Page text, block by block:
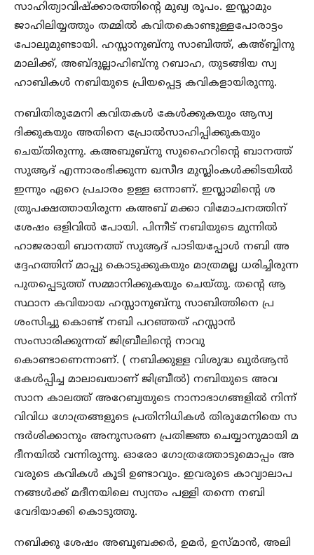
സാഹിത്യാവിഷ്‌ക്കാരത്തിന്റെ മുഖ്യ രൂപം. ഇസ്ലാമും
ജാഹിലിയ്യത്തും തമ്മില്‍ കവിതകൊണ്ടുള്ളപോരാട്ടം
പോലുമുണ്ടായി. ഹസ്സാനുബ്‌നു സാബിത്ത്, കഅ്ബ്ബിനു
മാലിക്ക്, അബ്ദുല്ലാഹിബ്‌നു റബാഹ, തുടങ്ങിയ സ്വ
ഹാബികള്‍ നബിയുടെ പ്രിയപ്പെട്ട കവികളായിരുന്നു.
നബിതിരുമേനി കവിതകള്‍ കേള്‍ക്കുകയും ആസ്വ
ദിക്കുകയും അതിനെ പ്രോല്‍സാഹിപ്പിക്കുകയും
ചെയ്തിരുന്നു. കഅബുബ്‌നു സുഹൈറിന്റെ ബാനത്ത്
സുആദ് എന്നാരംഭിക്കുന്ന ഖസീദ മുസ്ലിംകള്‍ക്കിടയില്‍
ഇന്നും ഏറെ പ്രചാരം ഉള്ള ഒന്നാണ്. ഇസ്ലാമിന്റെ ശ
ത്രുപക്ഷത്തായിരുന്ന കഅബ് മക്കാ വിമോചനത്തിന്
ശേഷം ഒളിവില്‍ പോയി. പിന്നീട് നബിയുടെ മുന്നില്‍
ഹാജരായി ബാനത്ത് സുആദ് പാടിയപ്പോള്‍ നബി അ
ദ്ദേഹത്തിന് മാപ്പു കൊടുക്കുകയും മാത്രമല്ല ധരിച്ചിരുന്ന
പുതപ്പെടുത്ത് സമ്മാനിക്കുകയും ചെയ്തു. തന്റെ ആ
സ്ഥാന കവിയായ ഹസ്സാനുബ്‌നു സാബിത്തിനെ പ്ര
ശംസിച്ചു കൊണ്ട് നബി പറഞ്ഞത് ഹസ്സാന്‍
സംസാരിക്കുന്നത് ജിബ്രീലിന്റെ നാവു
കൊണ്ടാണെന്നാണ്. ( നബിക്കുള്ള വിശുദ്ധ ഖുര്‍ആന്‍
കേള്‍പ്പിച്ച മാലാഖയാണ് ജിബ്രീല്‍) നബിയുടെ അവ
സാന കാലത്ത് അറേബ്യയുടെ നാനാഭാഗങ്ങളില്‍ നിന്ന്
വിവിധ ഗോത്രങ്ങളുടെ പ്രതിനിധികള്‍ തിരുമേനിയെ സ
ന്ദര്‍ശിക്കാനും അനുസരണ പ്രതിജ്ഞ ചെയ്യാനുമായി മ
ദീനയില്‍ വന്നിരുന്നു. ഓരോ ഗോത്രത്തോടുമൊപ്പം അ
വരുടെ കവികള്‍ കൂടി ഉണ്ടാവും. ഇവരുടെ കാവ്യാലാപ
നങ്ങള്‍ക്ക് മദീനയിലെ സ്വന്തം പള്ളി തന്നെ നബി
വേദിയാക്കി കൊടുത്തു.
നബിക്കു ശേഷം അബൂബക്കര്‍, ഉമര്‍, ഉസ്മാന്‍, അലി